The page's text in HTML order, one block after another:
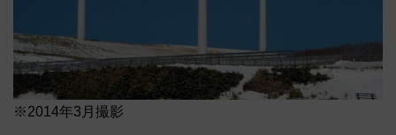
※2014年3月撮影